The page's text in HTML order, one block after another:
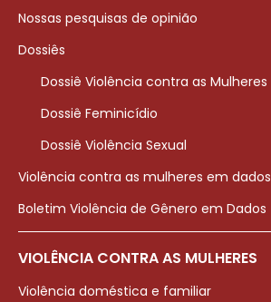
Nossas pesquisas de opinião
Dossiês
Dossiê Violência contra as Mulheres
Dossiê Feminicídio
Dossiê Violência Sexual
Violência contra as mulheres em dados
Boletim Violência de Gênero em Dados
VIOLÊNCIA CONTRA AS MULHERES
Violência doméstica e familiar